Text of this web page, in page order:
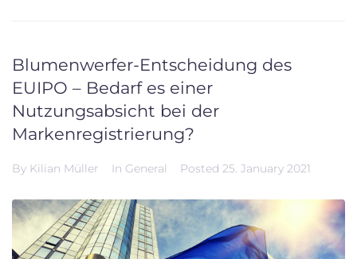
Blumenwerfer-Entscheidung des
EUIPO – Bedarf es einer
Nutzungsabsicht bei der
Markenregistrierung?
By Kilian Müller In General Posted 25. January 2021